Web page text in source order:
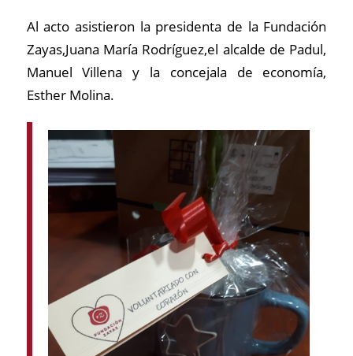
Al acto asistieron la presidenta de la Fundación
Zayas,Juana María Rodríguez,el alcalde de Padul,
Manuel Villena y la concejala de economía,
Esther Molina.